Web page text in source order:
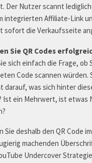
Der Nutzer scannt
integrierten Affiliate-Link
sofort die Verkaufsseite
Sie QR Codes
sich einfach die Frage, ob
Code scannen würden.
darauf, was sich hinter
Ist ein Mehrwert, ist etwas
Sie deshalb den QR Code
machenden
Undercover